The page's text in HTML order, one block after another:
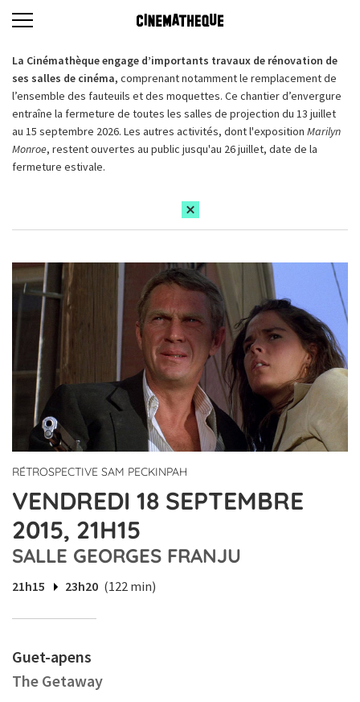
La Cinémathèque engage d’importants travaux de rénovation de
ses salles de cinéma, comprenant notamment le remplacement de
l’ensemble des fauteuils et des moquettes. Ce chantier d’envergure
entraîne la fermeture de toutes les salles de projection du 13 juillet
au 15 septembre 2026. Les autres activités, dont l'exposition Marilyn
Monroe, restent ouvertes au public jusqu'au 26 juillet, date de la
fermeture estivale.
RÉTROSPECTIVE SAM PECKINPAH
VENDREDI 18 SEPTEMBRE
2015, 21H15
SALLE GEORGES FRANJU
21h15 23h20 (122 min)
Guet-apens
The Getaway